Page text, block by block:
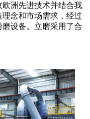
洲先进技术并结合我
念和市场需求，经过
设备。立磨采用了合